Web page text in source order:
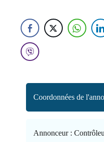
Coordonnées de
Annonceur :